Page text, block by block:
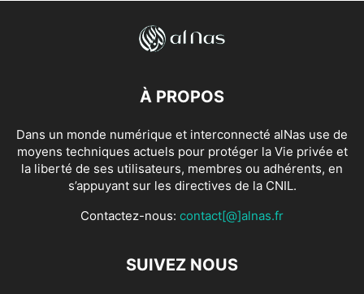
À PROPOS
Dans un monde numérique et interconnecté alNas use de
moyens techniques actuels pour protéger la Vie privée et
la liberté de ses utilisateurs, membres ou adhérents, en
s’appuyant sur les directives de la CNIL.
Contactez-nous: contact[@]alnas.fr
SUIVEZ NOUS